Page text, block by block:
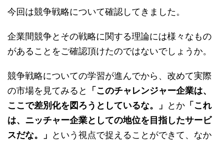
今回は競争戦略について確認してきました。
企業間競争とその戦略に関する理論には様々なもの
があることをご確認頂けたのではないでしょうか。
競争戦略についての学習が進んでから、改めて実際
の市場を見てみると
「このチャレンジャー企業は、
ここで差別化を図ろうとしているな。」
とか 「これ
は、ニッチャー企業としての地位を目指したサービ
スだな。」
という視点で捉えることができて、なか